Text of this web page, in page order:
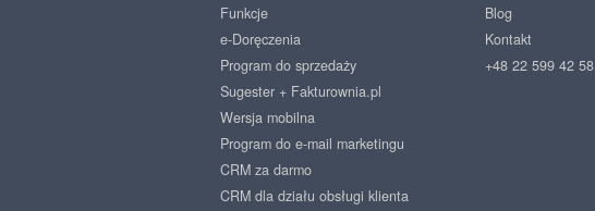
Funkcje
e-Doręczenia
Program do sprzedaży
Sugester + Fakturownia.pl
Wersja mobilna
Program do e-mail marketingu
CRM za darmo
CRM dla działu obsługi klienta
Blog
Kontakt
+48 22 599 42 58